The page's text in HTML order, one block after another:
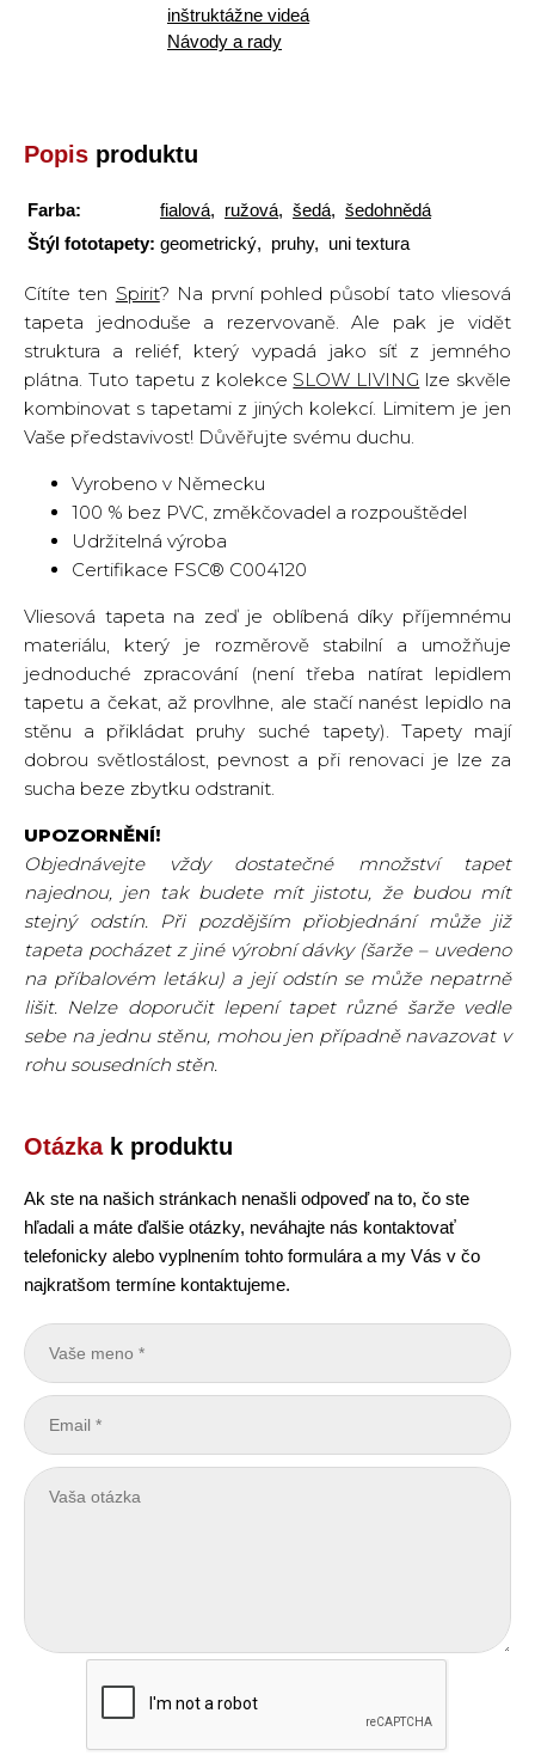
inštruktážne videá
Návody a rady
Popis produktu
Farba: fialová, ružová, šedá, šedohnědá
Štýl fototapety: geometrický, pruhy, uni textura
Cítíte ten Spirit? Na první pohled působí tato vliesová
tapeta jednoduše a rezervovaně. Ale pak je vidět
struktura a reliéf, který vypadá jako síť z jemného
plátna. Tuto tapetu z kolekce SLOW LIVING lze skvěle
kombinovat s tapetami z jiných kolekcí. Limitem je jen
Vaše představivost! Důvěřujte svému duchu.
Vyrobeno v Německu
100 % bez PVC, změkčovadel a rozpouštědel
Udržitelná výroba
Certifikace FSC® C004120
Vliesová tapeta na zeď je oblíbená díky příjemnému
materiálu, který je rozměrově stabilní a umožňuje
jednoduché zpracování (není třeba natírat lepidlem
tapetu a čekat, až provlhne, ale stačí nanést lepidlo na
stěnu a přikládat pruhy suché tapety). Tapety mají
dobrou světlostálost, pevnost a při renovaci je lze za
sucha beze zbytku odstranit.
UPOZORNĚNÍ!
Objednávejte vždy dostatečné množství tapet
najednou, jen tak budete mít jistotu, že budou mít
stejný odstín. Při pozdějším přiobjednání může již
tapeta pocházet z jiné výrobní dávky (šarže – uvedeno
na příbalovém letáku) a její odstín se může nepatrně
lišit. Nelze doporučit lepení tapet různé šarže vedle
sebe na jednu stěnu, mohou jen případně navazovat v
rohu sousedních stěn.
Otázkak produktu
Ak ste na našich stránkach nenašli odpoveď na to, čo ste
hľadali a máte ďalšie otázky, neváhajte nás kontaktovať
telefonicky alebo vyplnením tohto formulára a my Vás v čo
najkratšom termíne kontaktujeme.